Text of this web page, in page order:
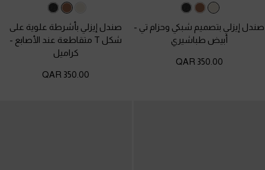
صندل إيزلي بتصميم شبكي وحزام تي -
أبيض طباشيري
350.00 QAR
صندل إيزلي بأشرطة علوية على
شكل T متقاطعة عند الأصابع
-
كراميل
350.00 QAR